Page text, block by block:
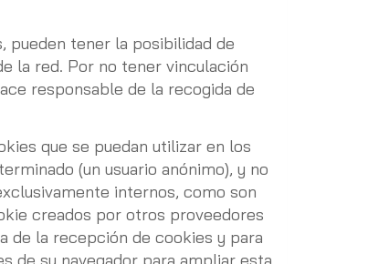
pueden tener la posibilidad de
la red. Por no tener vinculación
responsable de la recogida de
que se puedan utilizar en los
(un usuario anónimo), y no
internos, como son
creados por otros proveedores
de la recepción de cookies y para
de su navegador para ampliar esta